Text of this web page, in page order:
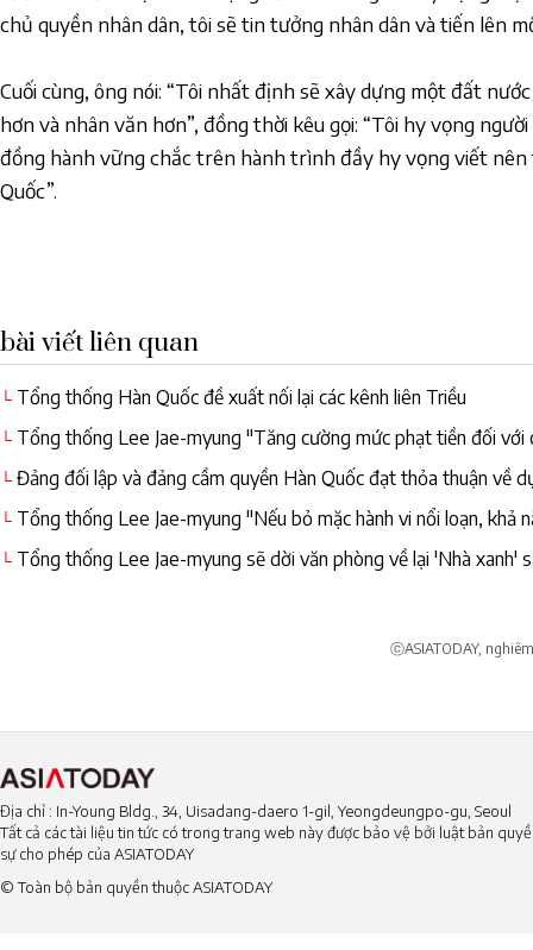
chủ quyền nhân dân, tôi sẽ tin tưởng nhân dân và tiến lên
Cuối cùng, ông nói: “Tôi nhất định sẽ xây dựng một đất
hơn và nhân văn hơn”, đồng thời kêu gọi: “Tôi hy vọng
đồng hành vững chắc trên hành trình đầy hy vọng viết nên
Quốc”.
bài viết liên quan
└ Tổng thống Hàn Quốc đề xuất nối lại các kênh liên Triều
└ Tổng thống Lee Jae-myung "Tăng cường mức phạt tiền đối với
nhân"
└ Đảng đối lập và đảng cầm quyền Hàn Quốc đạt thỏa thuận về
└ Tổng thống Lee Jae-myung "Nếu bỏ mặc hành vi nổi loạn, khả
cao"
└ Tổng thống Lee Jae-myung sẽ dời văn phòng về lại 'Nhà xanh'
ⓒASIATODAY,
Địa chỉ : In-Young Bldg., 34, Uisadang-daero 1-gil, Yeongdeungpo-gu, Seoul
Tất cả các tài liệu tin tức có trong trang web này được bảo vệ bởi luật bản
sự cho phép của ASIATODAY
© Toàn bộ bản quyền thuộc ASIATODAY